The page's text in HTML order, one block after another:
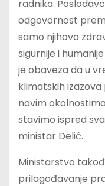
radnika.
odgovornost
samo njihovo
sigurnije i
je obaveza da u
klimatskih
novim
stavimo ispred
ministar Delić.
Ministarstvo
prilagođavanje